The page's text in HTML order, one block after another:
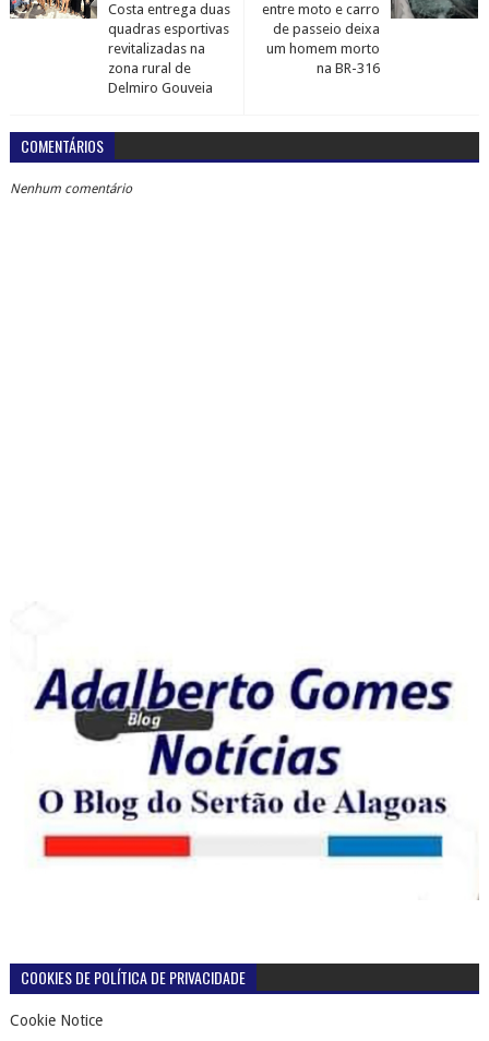
entre moto e carro
de passeio deixa
um homem morto
na BR-316
Costa entrega duas
quadras esportivas
revitalizadas na
zona rural de
Delmiro Gouveia
COMENTÁRIOS
Nenhum comentário
COOKIES DE POLÍTICA DE PRIVACIDADE
Cookie Notice